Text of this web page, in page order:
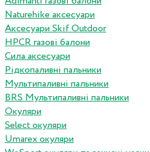
Naturehike аксесуари
Аксесуари Skif Outdoor
HPCR газові балони
Сила аксесуари
Рідкопаливні пальники
Мультипаливні пальники
BRS Мультипаливні пальники
Окуляри
Select окуляри
Umarex окуляри